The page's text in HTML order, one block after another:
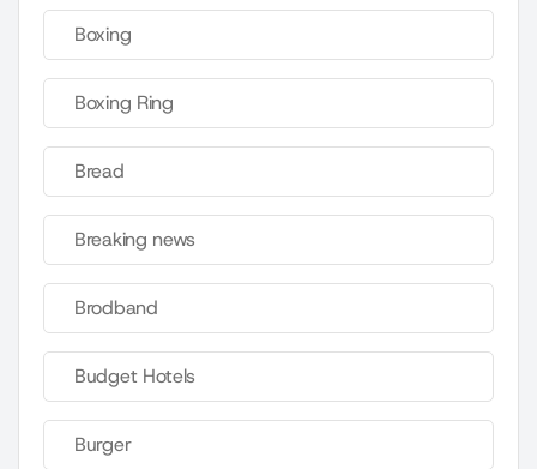
Boxing
Boxing Ring
Bread
Breaking news
Brodband
Budget Hotels
Burger